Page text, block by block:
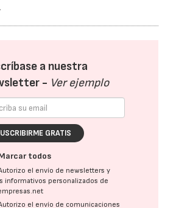
a nuestra
- Ver ejemplo
GRATIS
todos
el envío de newsletters y
informativos personalizados de
el envío de comunicaciones